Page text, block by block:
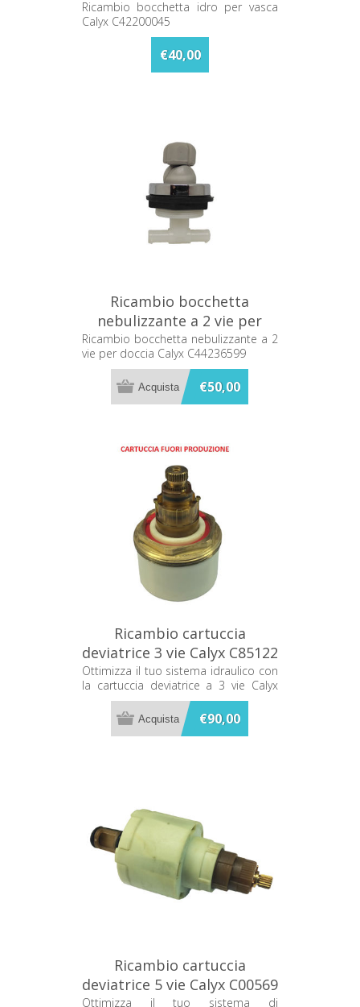
Ricambio bocchetta idro per vasca
Calyx C42200045
€40,00
Ricambio bocchetta
nebulizzante a 2 vie per
doccia Calyx C44236599
Ricambio bocchetta nebulizzante a 2
vie per doccia Calyx C44236599
€50,00
Ricambio cartuccia
deviatrice 3 vie Calyx C85122
Ottimizza il tuo sistema idraulico con
la cartuccia deviatrice a 3 vie Calyx
C85122, un ricambio essenziale per
garantire la massima efficienza e
affidabilità al tuo impianto.
€90,00
Ricambio cartuccia
deviatrice 5 vie Calyx C00569
Ottimizza il tuo sistema di